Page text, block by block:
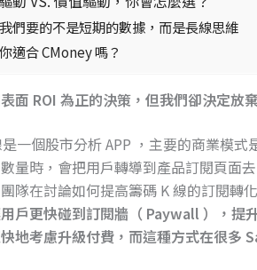
我們要的不是短期的數據，而是長線思維
你適合 CMoney 嗎？
面 ROI 為正的決策，但我們卻決定放
一個股市分析 APP ，主要的商業模
量時，會把用戶轉導到產品訂閱頁面
隊在討論如何提高籌碼 K 線的訂閱轉
用戶更快碰到訂閱牆（ Paywall ），
地考慮升級付費，而這種方式在很多